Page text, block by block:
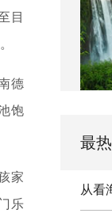
目
德
饱
家
乐
最
从看